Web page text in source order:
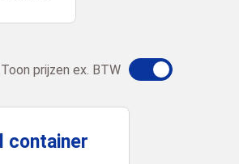
Toon prijzen ex. BTW
container